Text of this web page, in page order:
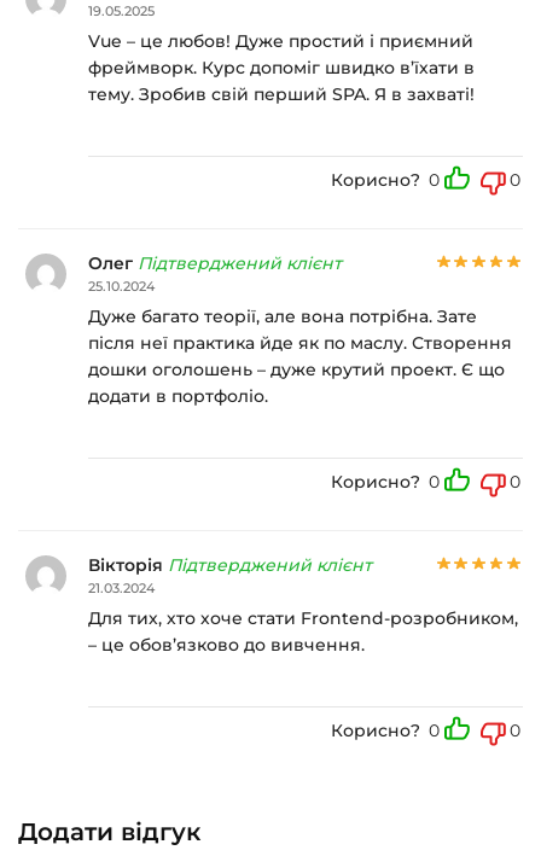
19.05.2025
Vue – це любов! Дуже простий і приємний
фреймворк. Курс допоміг швидко в’їхати в
тему. Зробив свій перший SPA. Я в захваті!
Корисно? 0 0
Олег Підтверджений клієнт
25.10.2024
Дуже багато теорії, але вона потрібна. Зате
після неї практика йде як по маслу. Створення
дошки оголошень – дуже крутий проект. Є що
додати в портфоліо.
Корисно? 0 0
Вікторія Підтверджений клієнт
21.03.2024
Для тих, хто хоче стати Frontend-розробником,
– це обов’язково до вивчення.
Корисно? 0 0
Додати відгук